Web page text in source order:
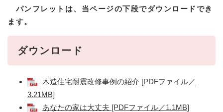
パンフレットは、当ページの下段でダウンロードでき
ます。
ダウンロード
木造住宅耐震改修事例の紹介 [PDFファイル／
3.21MB]
あなたの家は大丈夫 [PDFファイル／1.1MB]